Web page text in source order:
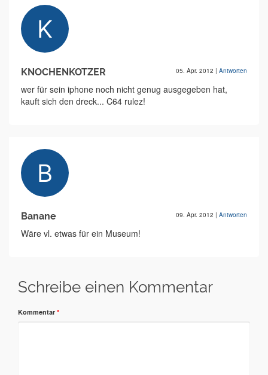
KNOCHENKOTZER 05. Apr. 2012 | Antworten
wer für sein iphone noch nicht genug ausgegeben hat,
kauft sich den dreck... C64 rulez!
Banane 09. Apr. 2012 | Antworten
Wäre vl. etwas für ein Museum!
Schreibe einen Kommentar
Kommentar *